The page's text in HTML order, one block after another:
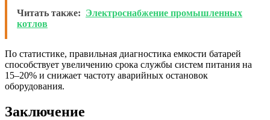
Читать также: Электроснабжение промышленных
котлов
По статистике, правильная диагностика емкости батарей
способствует увеличению срока службы систем питания на
15–20% и снижает частоту аварийных остановок
оборудования.
Заключение